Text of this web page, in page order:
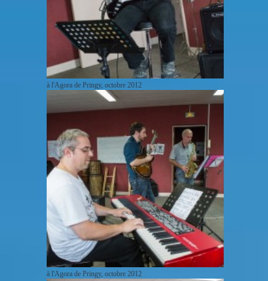
à l'Agora de Pringy, octobre 2012
à l'Agora de Pringy, octobre 2012